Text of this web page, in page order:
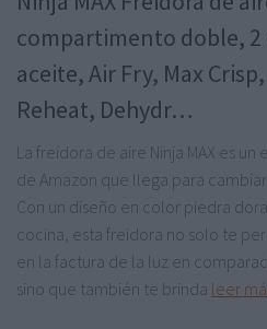
compartimento doble, 2
aceite, Air Fry, Max
Reheat, Dehydr…
La freidora de aire Ninja MAX es
de Amazon que llega para
Con un diseño en color piedra
cocina, esta freidora no solo te
en la factura de la luz en
sino que también te brinda leer